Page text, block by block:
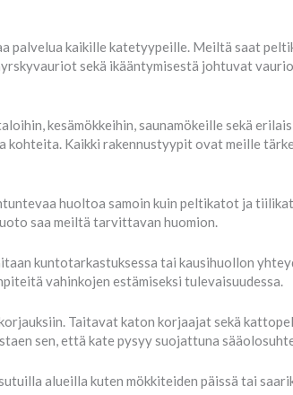
palvelua kaikille katetyypeille. Meiltä saat
sekä ikääntymisestä johtuvat
kesämökkeihin, saunamökeille sekä
Kaikki rakennustyypit ovat meille
huoltoa samoin kuin peltikatot ja
saa meiltä tarvittavan huomion.
kuntotarkastuksessa tai kausihuollon
vahinkojen estämiseksi tulevaisuudessa.
Taitavat katon korjaajat sekä
sen, että kate pysyy suojattuna
alueilla kuten mökkiteiden päissä tai